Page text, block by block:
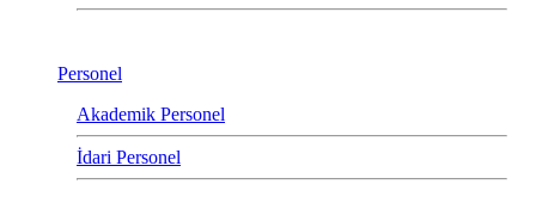
Personel
Akademik Personel
İdari Personel